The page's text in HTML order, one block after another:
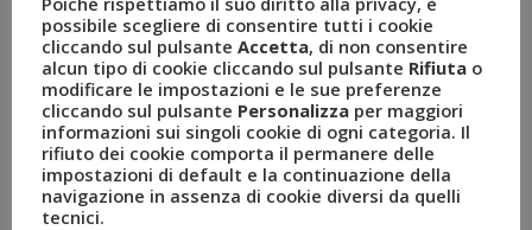
RECENT POSTS
possibile scegliere di consentire tutti i cookie
cliccando sul pulsante Accetta, di non consentire
alcun tipo di cookie cliccando sul pulsante Rifiuta o
modificare le impostazioni e le sue preferenze
cliccando sul pulsante Personalizza per maggiori
informazioni sui singoli cookie di ogni categoria. Il
rifiuto dei cookie comporta il permanere delle
impostazioni di default e la continuazione della
navigazione in assenza di cookie diversi da quelli
tecnici.